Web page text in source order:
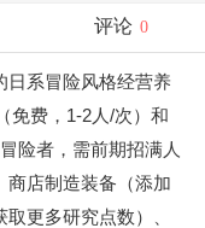
评论 0
日系冒险风格经营养
免费，1-2人/次）和
险者，需前期招满人
商店制造装备（添加
更多研究点数）、